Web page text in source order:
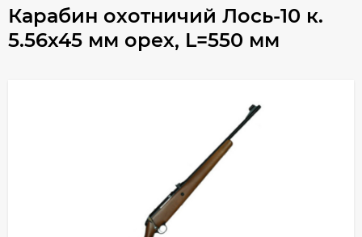
Карабин охотничий Лось-10 к.
5.56х45 мм орех, L=550 мм